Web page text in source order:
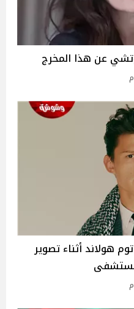
عن هذا المخرج
هولاند أثناء تصوير